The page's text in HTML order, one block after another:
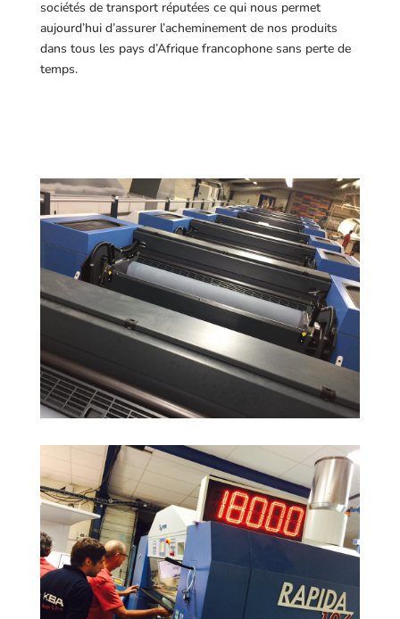
sociétés de transport réputées ce qui nous permet
aujourd’hui d’assurer l’acheminement de nos produits
dans tous les pays d’Afrique francophone sans perte de
temps.